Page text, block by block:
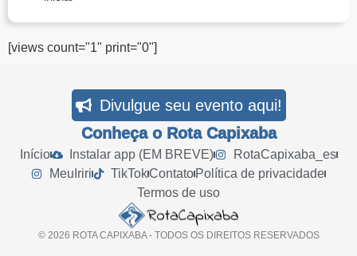
[views count="1" print="0"]
Divulgue seu evento aqui!
Conheça o Rota Capixaba
Início Instalar app (EM BREVE)
RotaCapixaba_es
MeuIriri
TikTokContato Política de privacidade
Termos de uso
© 2026 ROTA CAPIXABA - TODOS OS DIREITOS RESERVADOS